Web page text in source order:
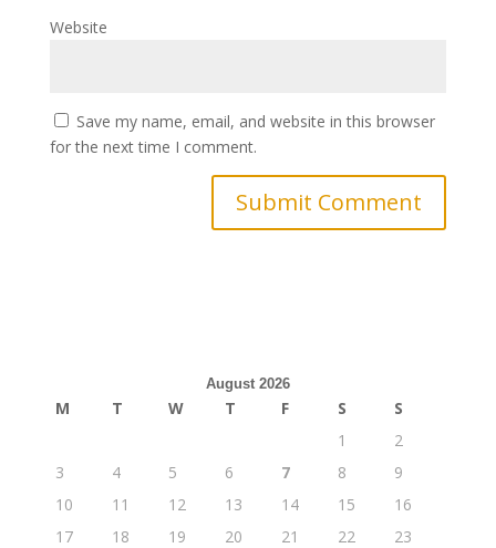
Website
Save my name, email, and website in this browser
for the next time I comment.
August 2026
M T W T F S
S
1
2
3
4 5 6 7 8
9
10
11 12 13 14 15
16
17
18 19 20 21 22
23